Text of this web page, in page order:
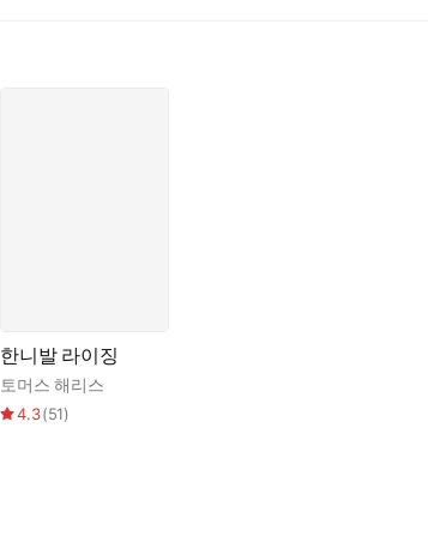
한니발 라이징
토머스 해리스
4.3(51)